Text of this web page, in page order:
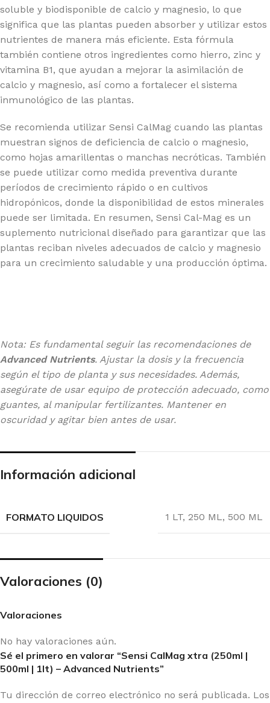
soluble y biodisponible de calcio y magnesio, lo que
significa que las plantas pueden absorber y utilizar estos
nutrientes de manera más eficiente. Esta fórmula
también contiene otros ingredientes como hierro, zinc y
vitamina B1, que ayudan a mejorar la asimilación de
calcio y magnesio, así como a fortalecer el sistema
inmunológico de las plantas.
Se recomienda utilizar Sensi CalMag cuando las plantas
muestran signos de deficiencia de calcio o magnesio,
como hojas amarillentas o manchas necróticas. También
se puede utilizar como medida preventiva durante
períodos de crecimiento rápido o en cultivos
hidropónicos, donde la disponibilidad de estos minerales
puede ser limitada. En resumen, Sensi Cal-Mag es un
suplemento nutricional diseñado para garantizar que las
plantas reciban niveles adecuados de calcio y magnesio
para un crecimiento saludable y una producción óptima.
Nota: Es fundamental seguir las recomendaciones de
Advanced Nutrients. Ajustar la dosis y la frecuencia
según el tipo de planta y sus necesidades. Además,
asegúrate de usar equipo de protección adecuado, como
guantes, al manipular fertilizantes. Mantener en
oscuridad y agitar bien antes de usar.
Información adicional
FORMATO LIQUIDOS 1 LT, 250 ML, 500 ML
Valoraciones (0)
Valoraciones
No hay valoraciones aún.
Sé el primero en valorar “Sensi CalMag xtra (250ml |
500ml | 1lt) – Advanced Nutrients”
Tu dirección de correo electrónico no será publicada. Los